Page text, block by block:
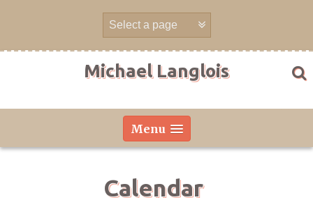
Michael Langlois
Menu
Calendar